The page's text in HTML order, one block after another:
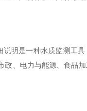
说明是一种水质监测工
、电力与能源、食品加